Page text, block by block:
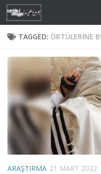
Skip to content
TAGGED: ÖRTÜLERINE
ARAŞTIRMA 21 MART 2022